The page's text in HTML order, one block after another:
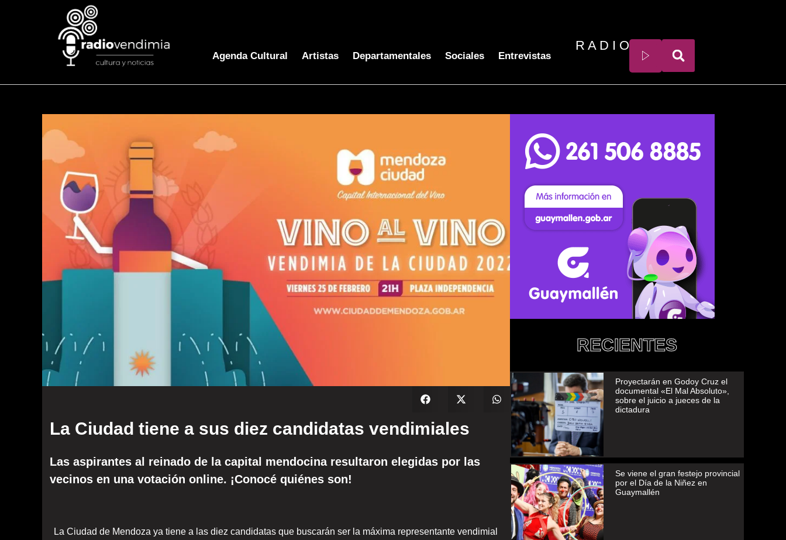
Agenda Cultural Artistas Departamentales Sociales Entrevistas
R A D I O
La Ciudad tiene a sus diez candidatas vendimiales
Las aspirantes al reinado de la capital mendocina resultaron elegidas por las
vecinos en una votación online. ¡Conocé quiénes son!
La Ciudad de Mendoza ya tiene a las diez candidatas que buscarán ser la máxima representante vendimial
RECIENTES
Proyectarán en Godoy Cruz el
documental «El Mal Absoluto»,
sobre el juicio a jueces de la
dictadura
Se viene el gran festejo provincial
por el Día de la Niñez en
Guaymallén